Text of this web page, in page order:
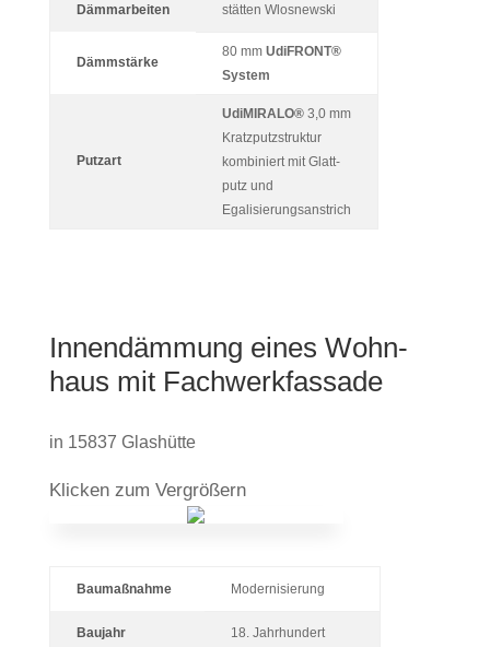
Dämmarbeiten stätten Wlosnewski
Dämm­stärke
80 mm Udi­FRONT®
System
Putzart
Udi­MI­RALO®3,0 mm
Kratz­putz­struktur
kom­bi­niert mit Glatt­
putz und
Egalisierungsanstrich
Innen­däm­mung eines Wohn­
haus mit Fachwerkfassade
in 15837 Glashütte
Kli­cken zum Vergrößern
Baumaßnahme Modernisierung
Baujahr 18. Jahrhundert